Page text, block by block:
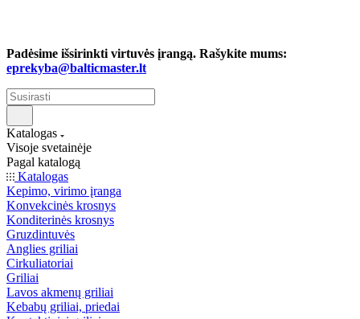
Padėsime išsirinkti virtuvės įrangą. Rašykite mums:
eprekyba@balticmaster.lt
Katalogas
Visoje svetainėje
Pagal katalogą
Katalogas
Kepimo, virimo įranga
Konvekcinės krosnys
Konditerinės krosnys
Gruzdintuvės
Anglies griliai
Cirkuliatoriai
Griliai
Lavos akmenų griliai
Kebabų griliai, priedai